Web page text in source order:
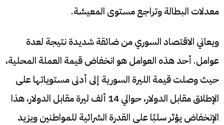
معدلات البطالة وتراجع مستوى المعيشة.
ويعاني الاقتصاد السوري من ضائقة شديدة نتيجة لعدة
عوامل. أحد هذه العوامل هو انخفاض قيمة العملة المحلية،
حيث وصلت قيمة الليرة السورية إلى أدنى مستوياتها على
الإطلاق مقابل الدولار، حوالي 14 ألف ليرة مقابل الدولار، هذا
الإنخفاض يؤثر سلبًا على القدرة الشرائية للمواطنين ويزيد